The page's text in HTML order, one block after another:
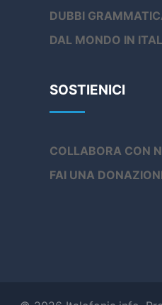
DUBBI
DAL MONDO IN
SOSTIENICI
COLLABORA CON
FAI UNA